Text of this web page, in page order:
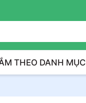
THEO DANH MỤC